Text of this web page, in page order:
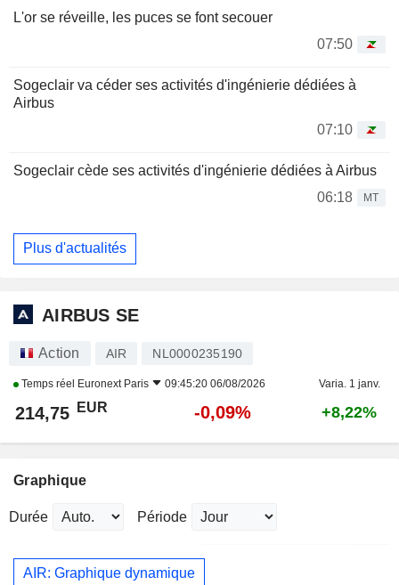
L'or se réveille, les puces se font secouer
07:50
Sogeclair va céder ses activités d'ingénierie dédiées à
Airbus
07:10
Sogeclair cède ses activités d'ingénierie dédiées à Airbus
06:18
MT
Plus d'actualités
AIRBUS SE
Action AIR NL0000235190
Temps réel Euronext Paris 09:45:20 06/08/2026 Varia. 1 janv.
214,75 EUR -0,09% +8,22%
Graphique
Durée Période
AIR: Graphique dynamique